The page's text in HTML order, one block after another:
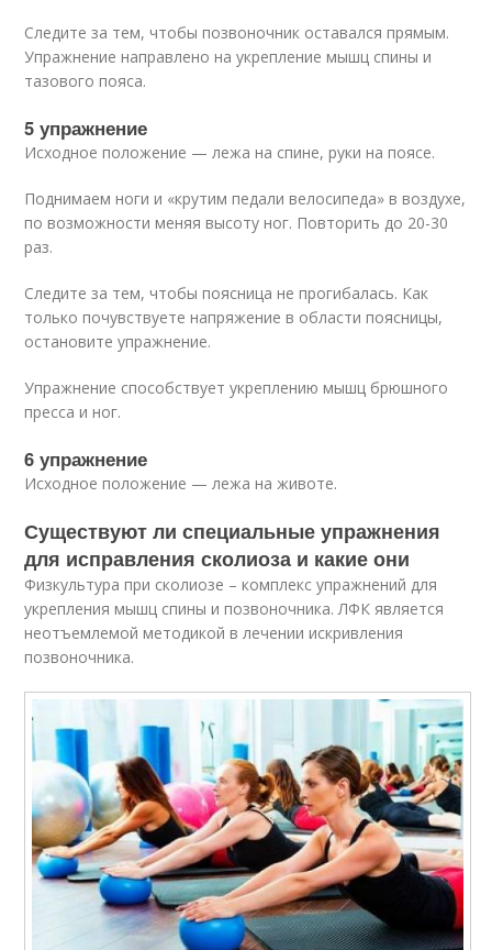
Следите за тем, чтобы позвоночник оставался прямым.
Упражнение направлено на укрепление мышц спины и
тазового пояса.
5 упражнение
Исходное положение — лежа на спине, руки на поясе.
Поднимаем ноги и «крутим педали велосипеда» в воздухе,
по возможности меняя высоту ног. Повторить до 20-30
раз.
Следите за тем, чтобы поясница не прогибалась. Как
только почувствуете напряжение в области поясницы,
остановите упражнение.
Упражнение способствует укреплению мышц брюшного
пресса и ног.
6 упражнение
Исходное положение — лежа на животе.
Существуют ли специальные упражнения
для исправления сколиоза и какие они
Физкультура при сколиозе – комплекс упражнений для
укрепления мышц спины и позвоночника. ЛФК является
неотъемлемой методикой в лечении искривления
позвоночника.